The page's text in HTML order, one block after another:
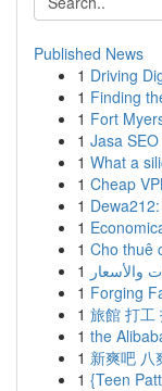
Published News
1 Driving
1 Finding
1 Fort
1 Jasa
1 What a
1 Cheap
1
1
1 Cho thuê
1 والأسعار
1 Forging
1 旅館 打工
1 the
1 新爽吧 八
1 {Teen